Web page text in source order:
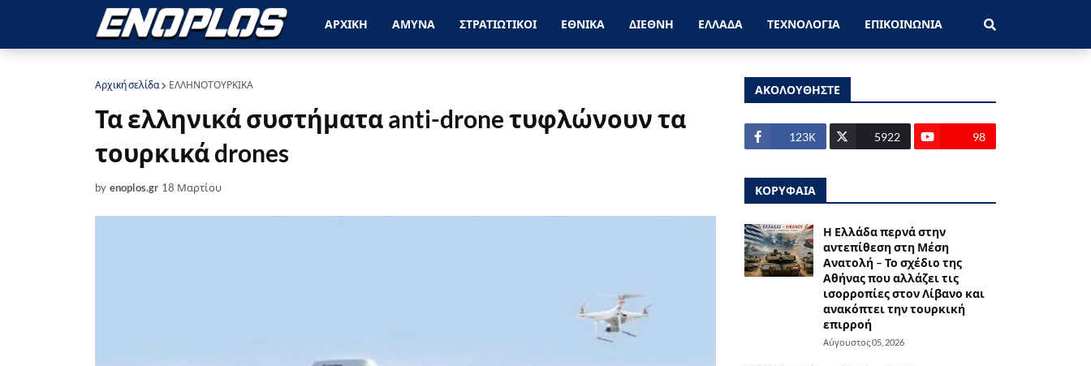
ΑΡΧΙΚΗ ΑΜΥΝΑ ΣΤΡΑΤΙΩΤΙΚΟΙ ΕΘΝΙΚΑ ΔΙΕΘΝΗ ΕΛΛΑΔΑ ΤΕΧΝΟΛΟΓΙΑ ΕΠΙΚΟΙΝΩΝΙΑ
Αρχική σελίδα ΕΛΛΗΝΟΤΟΥΡΚΙΚΑ
Τα ελληνικά συστήματα anti-drone τυφλώνουν τα
τουρκικά drones
by enoplos.gr 18 Μαρτίου
ΑΚΟΛΟΥΘΗΣΤΕ
123Κ 5922 98
ΚΟΡΥΦΑΙΑ
Η Ελλάδα περνά στην
αντεπίθεση στη Μέση
Ανατολή – Το σχέδιο της
Αθήνας που αλλάζει τις
ισορροπίες στον Λίβανο και
ανακόπτει την τουρκική
επιρροή
Αύγουστος 05, 2026